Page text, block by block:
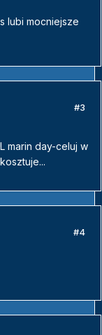
lubi mocniejsze
#3
marin day-celuj w
#4